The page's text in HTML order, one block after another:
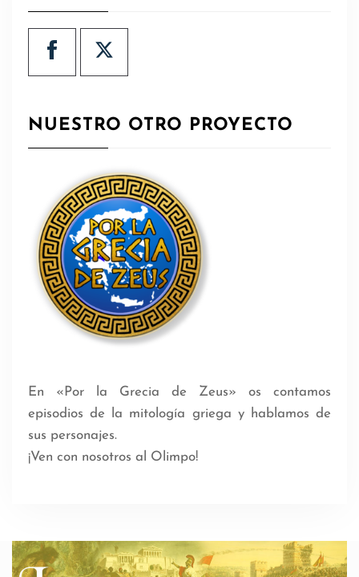
NUESTRO OTRO PROYECTO
En «Por la Grecia de Zeus» os contamos
episodios de la mitología griega y hablamos de
sus personajes.
¡Ven con nosotros al Olimpo!